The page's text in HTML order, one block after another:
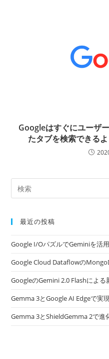
Googleはすぐにユーザ
たタブを検索できる
最近の投稿
Google I/OパズルでGeminiを活
Google Cloud Dataflowの
GoogleのGemini 2.0 Flashによ
Gemma 3とGoogle AI Edgeで実
Gemma 3とShieldGemma 2で進